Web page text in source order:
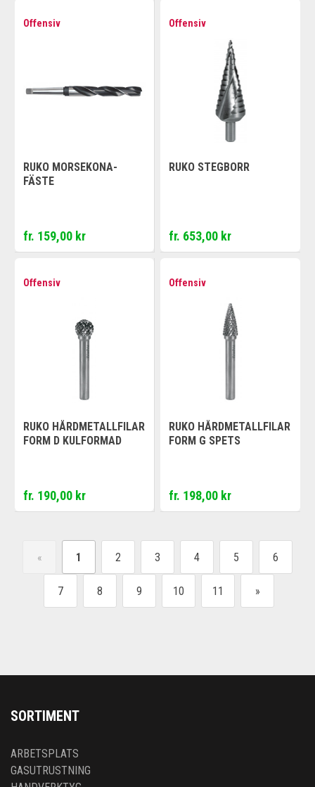
Offensiv
RUKO MORSEKONA-
FÄSTE
fr. 159,00 kr
Offensiv
RUKO STEGBORR
fr. 653,00 kr
Offensiv
RUKO HÅRDMETALLFILAR
FORM D KULFORMAD
fr. 190,00 kr
Offensiv
RUKO HÅRDMETALLFILAR
FORM G SPETS
fr. 198,00 kr
« 1 2 3 4 5 6
7 8 9 10 11 »
SORTIMENT
ARBETSPLATS
GASUTRUSTNING